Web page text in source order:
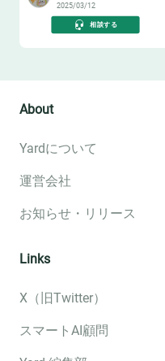
2025/03/12
相談する
About
Yardについて
運営会社
お知らせ・リリース
Links
X（旧Twitter）
スマートAI顧問